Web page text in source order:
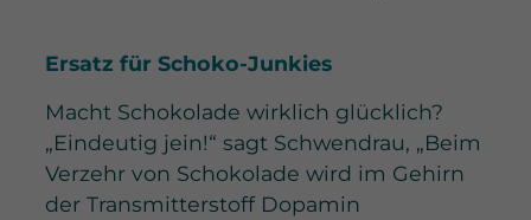
Ersatz für Schoko-Junkies
Macht Schokolade wirklich glücklich?
„Eindeutig jein!“ sagt Schwendrau, „Beim
Verzehr von Schokolade wird im Gehirn
der Transmitterstoff Dopamin